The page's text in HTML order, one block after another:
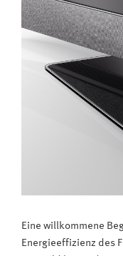
Eine willkommene
Energieeffizienz des